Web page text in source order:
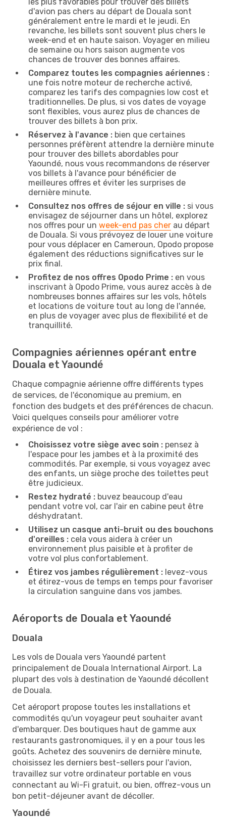
d'avion pas chers au départ de Douala sont
généralement entre le mardi et le jeudi. En
revanche, les billets sont souvent plus chers le
week-end et en haute saison. Voyager en milieu
de semaine ou hors saison augmente vos
chances de trouver des bonnes affaires.
Comparez toutes les compagnies aériennes :
une fois notre moteur de recherche activé,
comparez les tarifs des compagnies low cost et
traditionnelles. De plus, si vos dates de voyage
sont flexibles, vous aurez plus de chances de
trouver des billets à bon prix.
Réservez à l'avance : bien que certaines
personnes préfèrent attendre la dernière minute
pour trouver des billets abordables pour
Yaoundé, nous vous recommandons de réserver
vos billets à l'avance pour bénéficier de
meilleures offres et éviter les surprises de
dernière minute.
Consultez nos offres de séjour en ville : si vous
envisagez de séjourner dans un hôtel, explorez
nos offres pour un week-end pas cher au départ
de Douala. Si vous prévoyez de louer une voiture
pour vous déplacer en Cameroun, Opodo propose
également des réductions significatives sur le
prix final.
Profitez de nos offres Opodo Prime : en vous
inscrivant à Opodo Prime, vous aurez accès à de
nombreuses bonnes affaires sur les vols, hôtels
et locations de voiture tout au long de l'année,
en plus de voyager avec plus de flexibilité et de
tranquillité.
Compagnies aériennes opérant entre
Douala et Yaoundé
Chaque compagnie aérienne offre différents types
de services, de l'économique au premium, en
fonction des budgets et des préférences de chacun.
Voici quelques conseils pour améliorer votre
expérience de vol :
Choisissez votre siège avec soin : pensez à
l'espace pour les jambes et à la proximité des
commodités. Par exemple, si vous voyagez avec
des enfants, un siège proche des toilettes peut
être judicieux.
Restez hydraté : buvez beaucoup d'eau
pendant votre vol, car l'air en cabine peut être
déshydratant.
Utilisez un casque anti-bruit ou des bouchons
d'oreilles : cela vous aidera à créer un
environnement plus paisible et à profiter de
votre vol plus confortablement.
Étirez vos jambes régulièrement : levez-vous
et étirez-vous de temps en temps pour favoriser
la circulation sanguine dans vos jambes.
Aéroports de Douala et Yaoundé
Douala
Les vols de Douala vers Yaoundé partent
principalement de Douala International Airport. La
plupart des vols à destination de Yaoundé décollent
de Douala.
Cet aéroport propose toutes les installations et
commodités qu'un voyageur peut souhaiter avant
d'embarquer. Des boutiques haut de gamme aux
restaurants gastronomiques, il y en a pour tous les
goûts. Achetez des souvenirs de dernière minute,
choisissez les derniers best-sellers pour l'avion,
travaillez sur votre ordinateur portable en vous
connectant au Wi-Fi gratuit, ou bien, offrez-vous un
bon petit-déjeuner avant de décoller.
Yaoundé